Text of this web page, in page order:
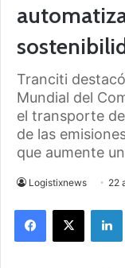
Tranciti
Mundial del
el transporte
de las
que aumente
Logistixnews 22